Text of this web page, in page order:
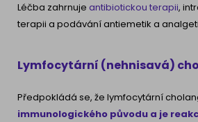
Léčba zahrnuje antibiotickou terapii,
terapii a podávání antiemetik a
Lymfocytární (nehnisavá)
Předpokládá se, že lymfocytární
immunologického původu a je